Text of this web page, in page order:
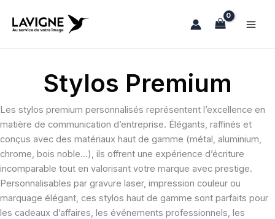
Stylos Premium
Les stylos premium personnalisés représentent l’excellence en
matière de communication d’entreprise. Élégants, raffinés et
conçus avec des matériaux haut de gamme (métal, aluminium,
chrome, bois noble…), ils offrent une expérience d’écriture
incomparable tout en valorisant votre marque avec prestige.
Personnalisables par gravure laser, impression couleur ou
marquage élégant, ces stylos haut de gamme sont parfaits pour
les cadeaux d’affaires, les événements professionnels, les